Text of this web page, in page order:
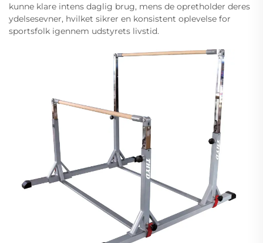
kunne klare intens daglig brug, mens de opretholder deres
ydelsesevner, hvilket sikrer en konsistent oplevelse for
sportsfolk igennem udstyrets livstid.